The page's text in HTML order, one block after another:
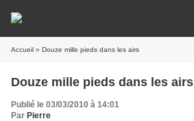
Accueil » Douze mille pieds dans les airs
Douze mille pieds dans les airs
Publié le 03/03/2010 à 14:01
Par Pierre